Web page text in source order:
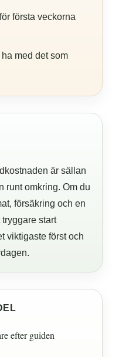
första veckorna
med det som
är sällan
runt omkring. Om du
försäkring och en
tryggare start
viktigaste först och
efter guiden